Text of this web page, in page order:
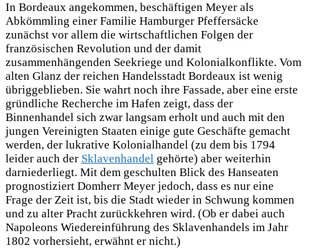
In Bordeaux angekommen, beschäftigen Meyer als
Abkömmling einer Familie Hamburger Pfeffersäcke
zunächst vor allem die wirtschaftlichen Folgen der
französischen Revolution und der damit
zusammenhängenden Seekriege und Kolonialkonflikte. Vom
alten Glanz der reichen Handelsstadt Bordeaux ist wenig
übriggeblieben. Sie wahrt noch ihre Fassade, aber eine erste
gründliche Recherche im Hafen zeigt, dass der
Binnenhandel sich zwar langsam erholt und auch mit den
jungen Vereinigten Staaten einige gute Geschäfte gemacht
werden, der lukrative Kolonialhandel (zu dem bis 1794
leider auch der Sklavenhandel gehörte) aber weiterhin
darniederliegt. Mit dem geschulten Blick des Hanseaten
prognostiziert Domherr Meyer jedoch, dass es nur eine
Frage der Zeit ist, bis die Stadt wieder in Schwung kommen
und zu alter Pracht zurückkehren wird. (Ob er dabei auch
Napoleons Wiedereinführung des Sklavenhandels im Jahr
1802 vorhersieht, erwähnt er nicht.)